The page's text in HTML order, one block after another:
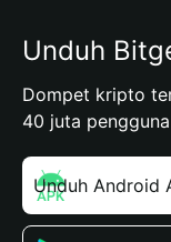
Unduh
Dompet kripto
40 juta pengguna
Unduh Android